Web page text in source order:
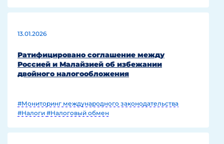
13.01.2026
Ратифицировано соглашение между
Россией и Малайзией об избежании
двойного налогообложения
#Мониторинг международного законодательства
#Налоги #Налоговый обмен